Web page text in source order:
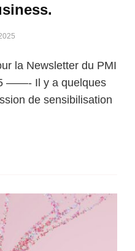
la Newsletter du PMI
——- Il y a quelques
de sensibilisation